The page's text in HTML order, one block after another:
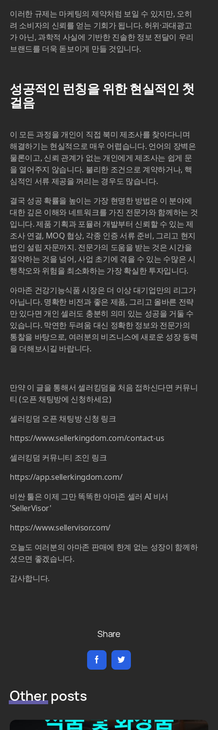
이러한 규제는 마케팅의 제약처럼 보일 수 있지만, 오히
려 소비자의 신뢰를 얻는 기회가 됩니다. 허위·과대광고
가 아닌, 과학적 사실에 기반한 진솔한 정보 전달이 우리
브랜드를 더욱 돋보이게 만들 것입니다.
성공적인 런칭을 위한 현실적인 첫
걸음
이 모든 과정을 개인이 직접 북미 제조사를 찾아다니며
해결하기는 현실적으로 매우 어렵습니다. 언어의 장벽은
물론이고, 신뢰 관계가 없는 개인에게 제조사는 쉽게 문
을 열어주지 않습니다. 불리한 조건으로 계약하거나, 핵
심적인 서류 제공을 꺼리는 경우도 많습니다.
결국 성공 확률을 높이는 가장 현명한 방법은 이 분야에
대한 깊은 이해와 네트워크를 가진 전문가와 함께하는 것
입니다. 제품 기획과 포뮬러 개발부터 신뢰할 수 있는 제
조사 연결, MOQ 협상, 각종 인증 서류 준비, 그리고 현지
법인 설립 자문까지. 전문가의 도움을 받는 것은 시간을
절약하는 것을 넘어, 사업 초기에 겪을 수 있는 수많은 시
행착오와 위험을 최소화하는 가장 확실한 투자입니다.
아마존 건강기능식품 시장은 더 이상 대기업만의 리그가
아닙니다. 명확한 비전과 좋은 제품, 그리고 올바른 전략
만 있다면 개인 셀러도 충분히 의미 있는 성공을 거둘 수
있습니다. 막연한 두려움 대신 정확한 정보와 전문가의
통찰을 바탕으로, 여러분의 비즈니스에 새로운 성장 동력
을 더해보시길 바랍니다.
만약 이 글을 통해서 셀러킹덤을 처음 접하신다면 커뮤니
티 (오픈 채팅방에 신청하세요)
셀러킹덤 오픈 채팅방 신청 링크
https://www.sellerkingdom.com/contact-us
셀러킹덤 커뮤니티 조인 링크
https://app.sellerkingdom.com/
비싼 툴은 이제 그만 똑똑한 아마존 셀러 AI 비서
'SellerVisor'
https://www.sellervisor.com/
오늘도 여러분의 아마존 판매에 한계 없는 성장이 함께하
셨으면 좋겠습니다.
감사합니다.
Share
Otherposts